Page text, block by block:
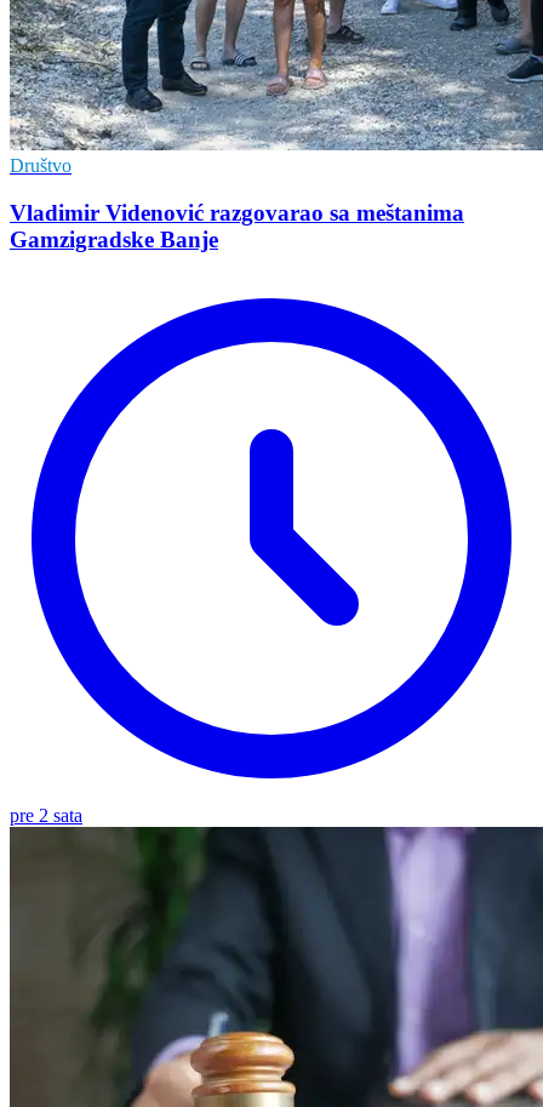
Društvo
Vladimir Vidеnović razgovarao sa mеštanima
Gamzigradskе Banjе
pre 2 sata